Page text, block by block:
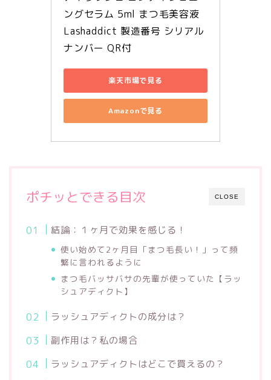
ングセラム 5ml まつ毛美容液
Lashaddict 製造番号 シリアル
ナンバー QR付
楽天市場で見る
Amazonで見る
CLOSE
ポチッとできる目次
結論：１ヶ月で効果を感じる！
使い始めて2ヶ月目「まつ毛長い！」って頻
繁に言われるように
まつ毛バッサバサの先輩が使っていた【ラッ
シュアディクト】
ラッシュアディクトの成分は？
副作用は？私の場合
ラッシュアディクトはどこで買えるの？